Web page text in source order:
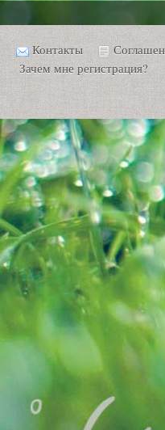
Контакты
Зачем мне регистрация?